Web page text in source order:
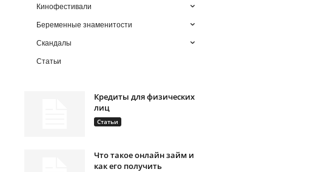
Кинофестивали
Беременные знаменитости
Скандалы
Статьи
Кредиты для физических
лиц
Статьи
Что такое онлайн займ и
как его получить